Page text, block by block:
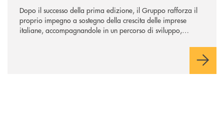
Dopo il successo della prima edizione, il Gruppo rafforza il
proprio impegno a sostegno della crescita delle imprese
italiane, accompagnandole in un percorso di sviluppo,